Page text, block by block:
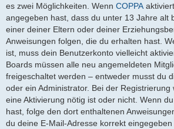
es zwei Möglichkeiten. Wenn COPPA
angegeben hast, dass du unter 13 Jahre alt
einer deiner Eltern oder deiner
Anweisungen folgen, die du erhalten hast.
ist, muss dein Benutzerkonto vielleicht
Boards müssen alle neu angemeldeten
freigeschaltet werden – entweder musst du
oder ein Administrator. Bei der
eine Aktivierung nötig ist oder nicht. Wenn
hast, folge den dort enthaltenen
du deine E-Mail-Adresse korrekt